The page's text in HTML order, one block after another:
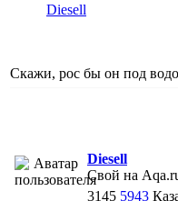
Diesell
Скажи, рос бы он под
Diesell
Свой на
3145 5943